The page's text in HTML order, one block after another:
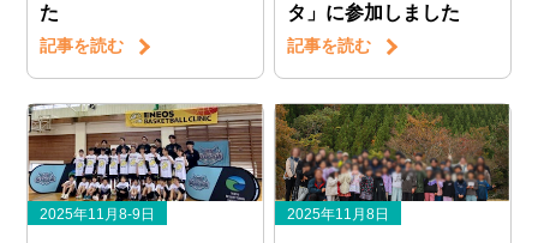
た
記事を読む
タ」に参加しました
記事を読む
2025年11月8-9日 2025年11月8日